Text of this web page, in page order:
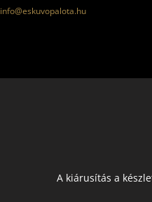
info@eskuvopalota.hu
A kiárusítás a